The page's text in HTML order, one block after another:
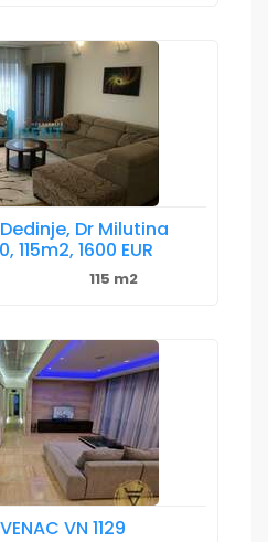
Dr Milutina
115m2, 1600 EUR
115 m2
VN 1129